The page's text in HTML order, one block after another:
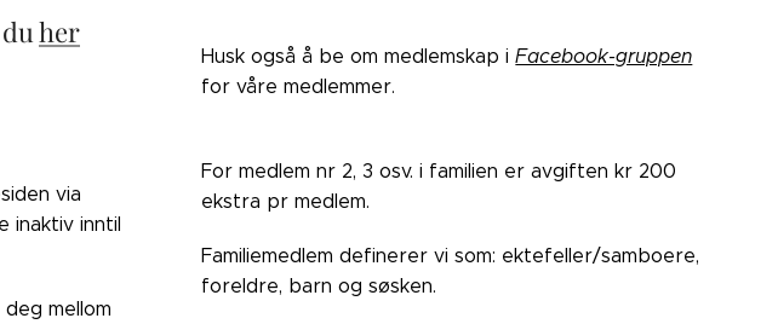
her
via
inaktiv inntil
deg mellom
Husk også å be om medlemskap iFacebook-gruppen
for våre medlemmer.
For medlem nr 2, 3 osv. i familien er avgiften kr 200
ekstra pr medlem.
Familiemedlem definerer vi som: ektefeller/samboere,
foreldre, barn og søsken.